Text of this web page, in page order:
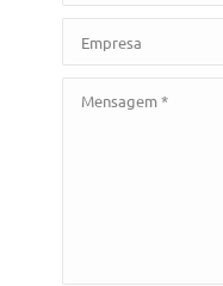
Empresa
Mensagem *